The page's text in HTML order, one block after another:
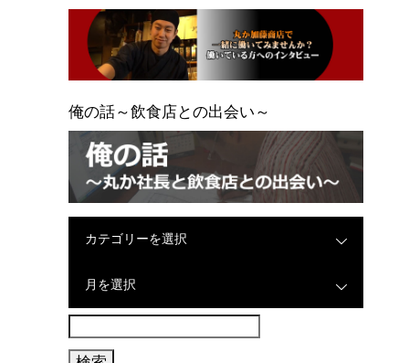
俺の話～飲食店との出会い～
カテゴリーを選択
月を選択